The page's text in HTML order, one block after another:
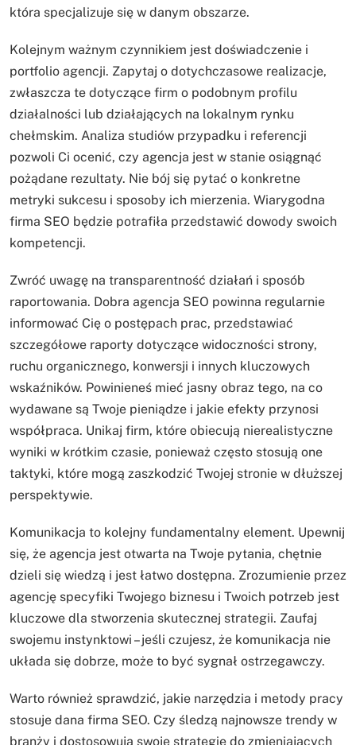
która specjalizuje się w danym obszarze.
Kolejnym ważnym czynnikiem jest doświadczenie i
portfolio agencji. Zapytaj o dotychczasowe realizacje,
zwłaszcza te dotyczące firm o podobnym profilu
działalności lub działających na lokalnym rynku
chełmskim. Analiza studiów przypadku i referencji
pozwoli Ci ocenić, czy agencja jest w stanie osiągnąć
pożądane rezultaty. Nie bój się pytać o konkretne
metryki sukcesu i sposoby ich mierzenia. Wiarygodna
firma SEO będzie potrafiła przedstawić dowody swoich
kompetencji.
Zwróć uwagę na transparentność działań i sposób
raportowania. Dobra agencja SEO powinna regularnie
informować Cię o postępach prac, przedstawiać
szczegółowe raporty dotyczące widoczności strony,
ruchu organicznego, konwersji i innych kluczowych
wskaźników. Powinieneś mieć jasny obraz tego, na co
wydawane są Twoje pieniądze i jakie efekty przynosi
współpraca. Unikaj firm, które obiecują nierealistyczne
wyniki w krótkim czasie, ponieważ często stosują one
taktyki, które mogą zaszkodzić Twojej stronie w dłuższej
perspektywie.
Komunikacja to kolejny fundamentalny element. Upewnij
się, że agencja jest otwarta na Twoje pytania, chętnie
dzieli się wiedzą i jest łatwo dostępna. Zrozumienie przez
agencję specyfiki Twojego biznesu i Twoich potrzeb jest
kluczowe dla stworzenia skutecznej strategii. Zaufaj
swojemu instynktowi – jeśli czujesz, że komunikacja nie
układa się dobrze, może to być sygnał ostrzegawczy.
Warto również sprawdzić, jakie narzędzia i metody pracy
stosuje dana firma SEO. Czy śledzą najnowsze trendy w
branży i dostosowują swoje strategie do zmieniających